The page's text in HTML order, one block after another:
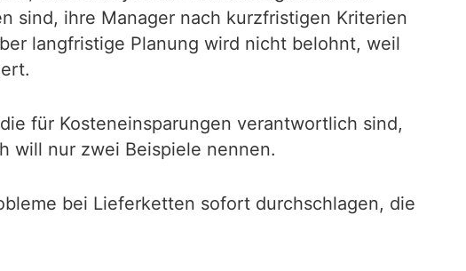
sind, ihre Manager nach kurzfristigen Kriterien
langfristige Planung wird nicht belohnt, weil
für Kosteneinsparungen verantwortlich sind,
will nur zwei Beispiele nennen.
bei Lieferketten sofort durchschlagen, die